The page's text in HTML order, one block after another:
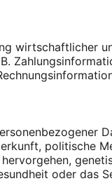
wirtschaftlicher
politische
oder das